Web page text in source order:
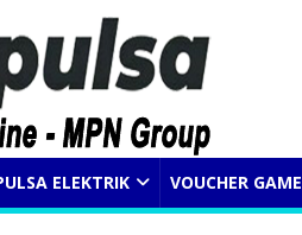
ELEKTRIK VOUCHER GAME